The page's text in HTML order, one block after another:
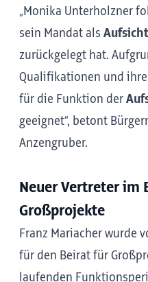
„Monika Unterholzner
sein Mandat als
zurückgelegt hat.
Qualifikationen und
für die Funktion der
geeignet“, betont
Anzengruber.
Neuer Vertreter im
Großprojekte
Franz Mariacher wurde
für den Beirat für
laufenden